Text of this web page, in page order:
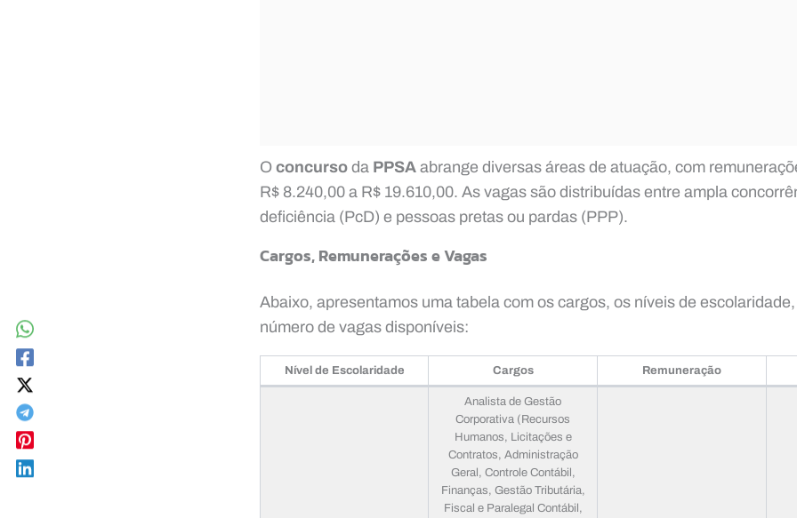
O concurso da PPSA abrange diversas áreas de atuação, com
R$ 8.240,00 a R$ 19.610,00. As vagas são distribuídas entre ampla
deficiência (PcD) e pessoas pretas ou pardas (PPP).
Cargos, Remunerações e Vagas
Abaixo, apresentamos uma tabela com os cargos, os níveis de
número de vagas disponíveis:
Nível de Escolaridade Cargos Remuneração
Analista de Gestão
Corporativa (Recursos
Humanos, Licitações e
Contratos, Administração
Geral, Controle Contábil,
Finanças, Gestão Tributária,
Fiscal e Paralegal Contábil,